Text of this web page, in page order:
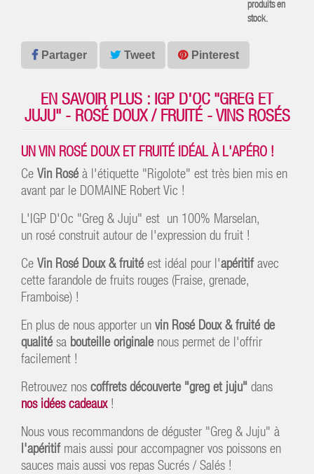
produits en
stock.
Partager Tweet Pinterest
EN SAVOIR PLUS : IGP D'OC "GREG ET
JUJU" - ROSÉ DOUX / FRUITÉ - VINS ROSÉS
UN VIN ROSÉ DOUX ET FRUITÉ IDÉAL À L'APÉRO !
Ce Vin Rosé à l'étiquette "Rigolote" est très bien mis en
avant par le DOMAINE Robert Vic !
L'IGP D'Oc "Greg & Juju" est un 100% Marselan,
un rosé construit autour de l'expression du fruit !
Ce Vin Rosé Doux & fruitéest idéal pour l'apéritifavec
cette farandole de fruits rouges (Fraise, grenade,
Framboise) !
En plus de nous apporter un vin Rosé Doux & fruité de
qualitésa bouteille originalenous permet de l'offrir
facilement !
Retrouvez nos coffrets découverte "greg et juju" dans
nos idées cadeaux!
Nous vous recommandons de déguster "Greg & Juju" à
l'apéritifmais aussi pour accompagner vos poissons en
sauces mais aussi vos repas Sucrés / Salés !